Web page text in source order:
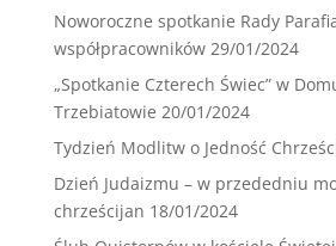
Noworoczne spotkanie Rady
współpracowników 29/01/2024
„Spotkanie Czterech Świec” w
Trzebiatowie 20/01/2024
Tydzień Modlitw o Jedność
Dzień Judaizmu – w przededniu
chrześcijan 18/01/2024